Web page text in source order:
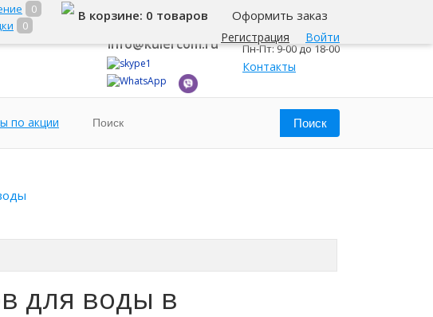
0
0
Регистрация Войти
В корзине: 0 товаров Оформить заказ
8 800 500-345-1
info@kulercom.ru
Челябинск
Пн-Пт: 9-00 до 18-00
Контакты
по акции
для воды в